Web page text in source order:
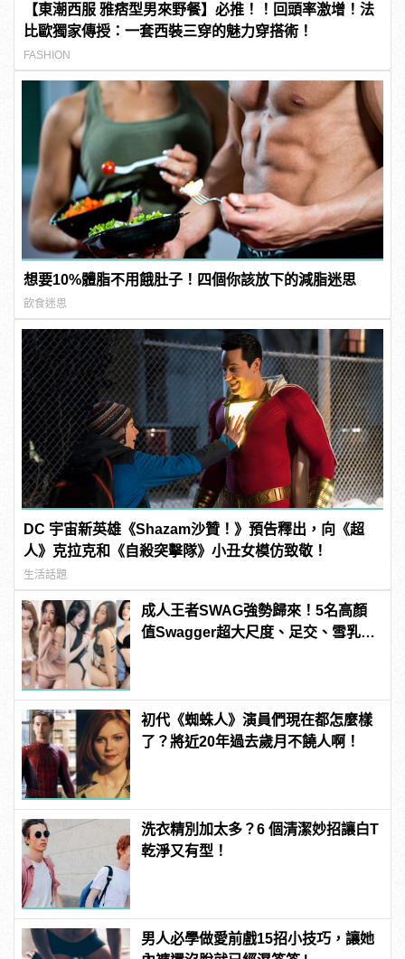
【東潮西服 雅痞型男來野餐】必推！！回頭率激增！法
比歐獨家傳授：一套西裝三穿的魅力穿搭術！
FASHION
想要10%體脂不用餓肚子！四個你該放下的減脂迷思
飲食迷思
DC 宇宙新英雄《Shazam沙贊！》預告釋出，向《超
人》克拉克和《自殺突擊隊》小丑女模仿致敬！
生活話題
成人王者SWAG強勢歸來！5名高顏
值Swagger超大尺度、足交、雪乳、
初代《蜘蛛人》演員們現在都怎麼樣
了？將近20年過去歲月不饒人啊！
洗衣精別加太多？6 個清潔妙招讓白T
乾淨又有型！
男人必學做愛前戲15招小技巧，讓她